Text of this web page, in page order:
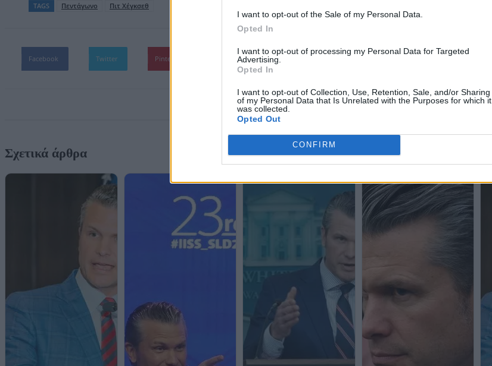
I want to opt-out of the Sale of my Personal Data.
Opted In
I want to opt-out of processing my Personal Data for Targeted
Advertising.
Opted In
I want to opt-out of Collection, Use, Retention, Sale, and/or Sharing
of my Personal Data that Is Unrelated with the Purposes for which it
was collected.
Opted Out
CONFIRM
TAGS Πεντάγωνο Πιτ Χέγκσεθ
Facebook Twitter Pinterest WhatsApp
Σχετικά άρθρα